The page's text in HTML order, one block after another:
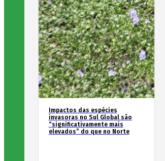
Impactos das espécies
invasoras no Sul Global são
“significativamente mais
elevados” do que no Norte